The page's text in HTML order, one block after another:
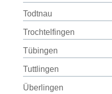
Todtnau
Trochtelfingen
Tübingen
Tuttlingen
Überlingen